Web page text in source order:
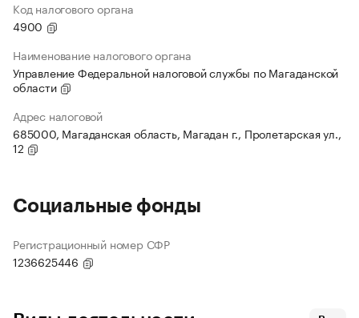
Код налогового органа
4900
Наименование налогового органа
Управление Федеральной налоговой службы по Магаданской
области
Адрес налоговой
685000, Магаданская область, Магадан г., Пролетарская ул.,
12
Социальные фонды
Регистрационный номер СФР
1236625446